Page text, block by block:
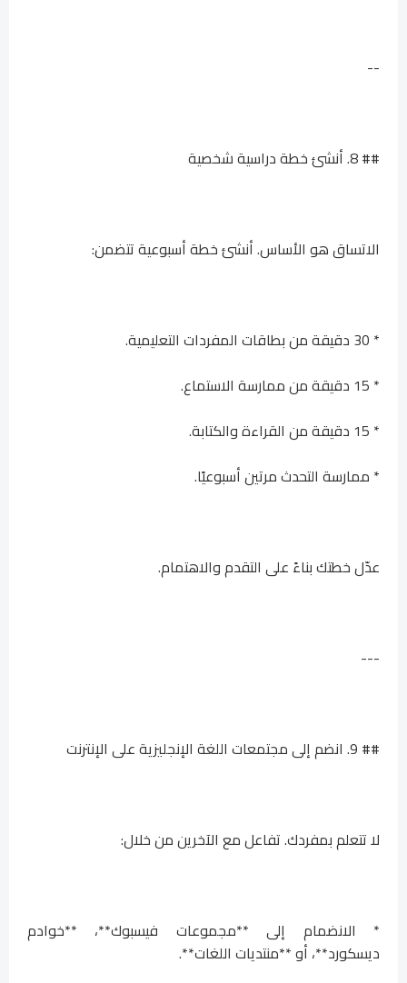
--
## 8. أنشئ خطة دراسية شخصية
الاتساق هو الأساس. أنشئ خطة أسبوعية تتضمن:
* 30 دقيقة من بطاقات المفردات التعليمية.
* 15 دقيقة من ممارسة الاستماع.
* 15 دقيقة من القراءة والكتابة.
* ممارسة التحدث مرتين أسبوعيًا.
عدّل خطتك بناءً على التقدم والاهتمام.
---
## 9. انضم إلى مجتمعات اللغة الإنجليزية على الإنترنت
لا تتعلم بمفردك. تفاعل مع الآخرين من خلال:
* الانضمام إلى **مجموعات فيسبوك**، **خوادم
ديسكورد**، أو **منتديات اللغات**.